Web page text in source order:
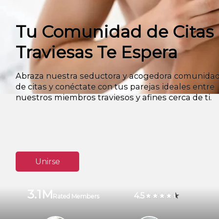
Tu Comunidad de Citas
Traviesas Te Espera
Abraza nuestra seductora y acogedora
de citas y conéctate con tus parejas ideales entre
nuestros miembros traviesos y afines cerca de ti.
Unirse
3.1MRated Members 4.5